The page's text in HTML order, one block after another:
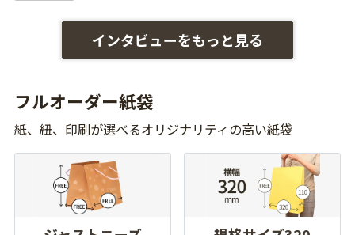
インタビューをもっと見る
フルオーダー紙袋
紙、紐、印刷が選べるオリジナリティの高い紙袋